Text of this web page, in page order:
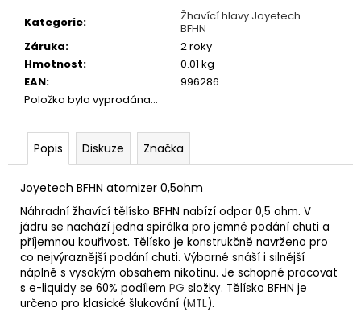
Kategorie:
Žhavící hlavy Joyetech
BFHN
Záruka:
2 roky
Hmotnost:
0.01 kg
EAN:
996286
Položka byla vyprodána…
Popis Diskuze Značka
Joyetech BFHN atomizer 0,5ohm
Náhradní žhavící tělísko BFHN nabízí odpor 0,5 ohm. V
jádru se nachází jedna spirálka pro jemné podání chuti a
příjemnou kouřivost. Tělísko je konstrukčně navrženo pro
co nejvýraznější podání chuti. Výborné snáší i silnější
náplně s vysokým obsahem nikotinu. Je schopné pracovat
s e-liquidy se 60% podílem PG složky. Tělísko BFHN je
určeno pro klasické šlukování (MTL).
BAR
ELFA
POD
PŘEDNAPLNĚNÁ
WATERMELON
20MG
-
2KS
189
Kč
Původně:
225
Kč